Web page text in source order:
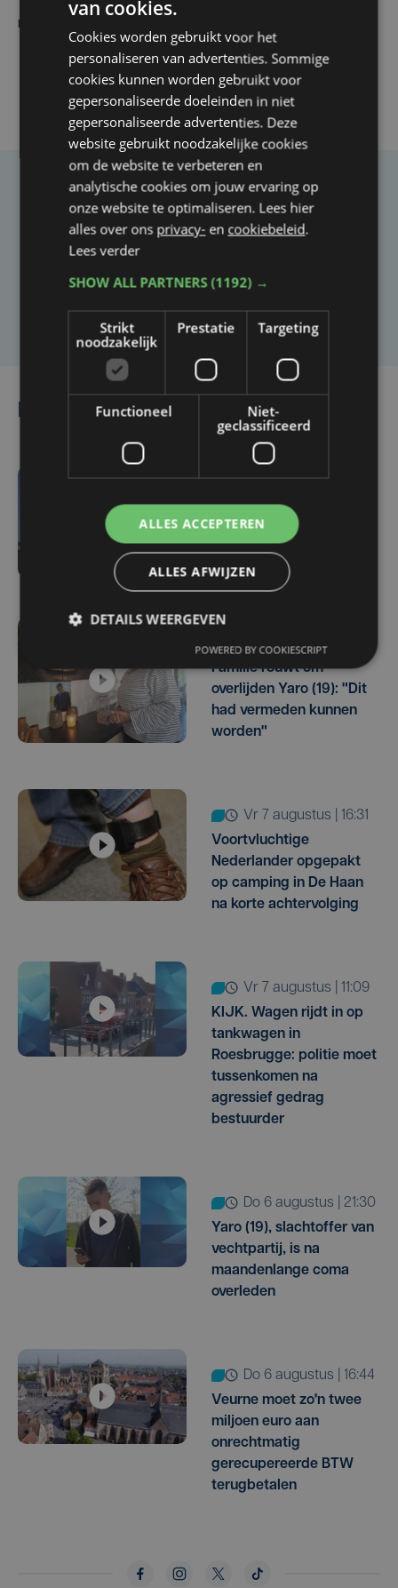
maandenlange coma overleden
Taalfout opgemerkt?
Heb je een taal- of schrijffout opgemerkt in dit
Laat het ons weten
Lees ook
Parket in beroep tegen
vrijlating van Roemeense
moordverdachte
vr 7 augustus | 17:05
Familie rouwt om
overlijden Yaro (19): "Dit
had vermeden kunnen
worden"
vr 7 augustus | 16:31
Voortvluchtige
Nederlander opgepakt
op camping in De Haan
na korte achtervolging
vr 7 augustus | 11:09
KIJK. Wagen rijdt in op
tankwagen in
Roesbrugge: politie moet
tussenkomen na
agressief gedrag
bestuurder
do 6 augustus | 21:30
Yaro (19), slachtoffer van
vechtpartij, is na
maandenlange coma
overleden
do 6 augustus | 16:44
Veurne moet zo'n twee
miljoen euro aan
onrechtmatig
gerecupereerde BTW
terugbetalen
van cookies.
Cookies worden gebruikt voor het
personaliseren van advertenties. Sommige
cookies kunnen worden gebruikt voor
gepersonaliseerde doeleinden in niet
gepersonaliseerde advertenties. Deze
website gebruikt noodzakelijke cookies
om de website te verbeteren en
analytische cookies om jouw ervaring op
onze website te optimaliseren. Lees hier
alles over ons privacy- en cookiebeleid.
Lees verder
SHOW ALL PARTNERS(1192) →
Strikt
noodzakelijk
Prestatie Targeting
Functioneel
Niet-
geclassificeerd
ALLES ACCEPTEREN
ALLES AFWIJZEN
DETAILS WEERGEVEN
POWERED BY COOKIESCRIPT